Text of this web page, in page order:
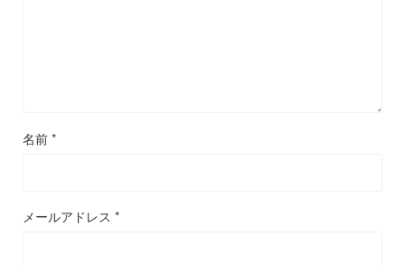
名前 *
メールアドレス *